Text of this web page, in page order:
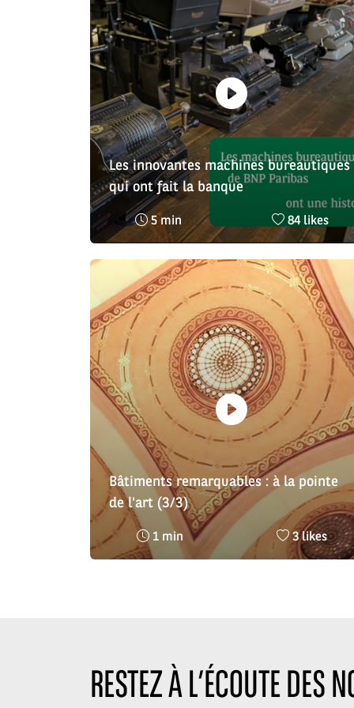
Les innovantes machines bureautiques
qui ont fait la banque
Temps
de
lecture
:
5 min
Nombre
de
likes
:
84 likes
Bâtiments remarquables : à la pointe
de l'art (3/3)
Temps
de
1 min
Nombre
de
3 likes
RESTEZ À L’ÉCOUTE DES